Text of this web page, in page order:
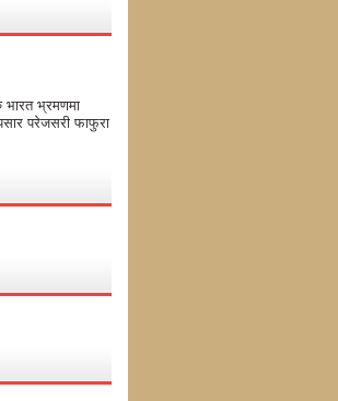
भारत भ्रमणमा
परेजसरी फाफुरा